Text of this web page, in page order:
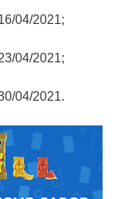
04/2021;
04/2021;
04/2021.